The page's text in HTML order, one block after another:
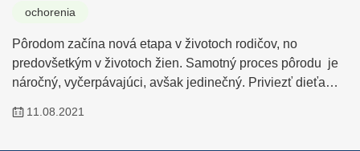
ochorenia
Pôrodom začína nová etapa v životoch rodičov, no
predovšetkým v životoch žien. Samotný proces pôrodu je
náročný, vyčerpávajúci, avšak jedinečný. Priviezť dieťa…
11.08.2021